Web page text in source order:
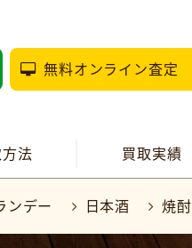
無料オンライン査定
法 買取実績
ンデー 日本酒 焼酎